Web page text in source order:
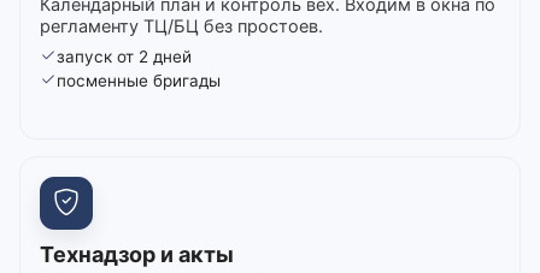
Календарный план и контроль вех. Входим в окна по
регламенту ТЦ/БЦ без простоев.
запуск от 2 дней
посменные бригады
Технадзор и акты